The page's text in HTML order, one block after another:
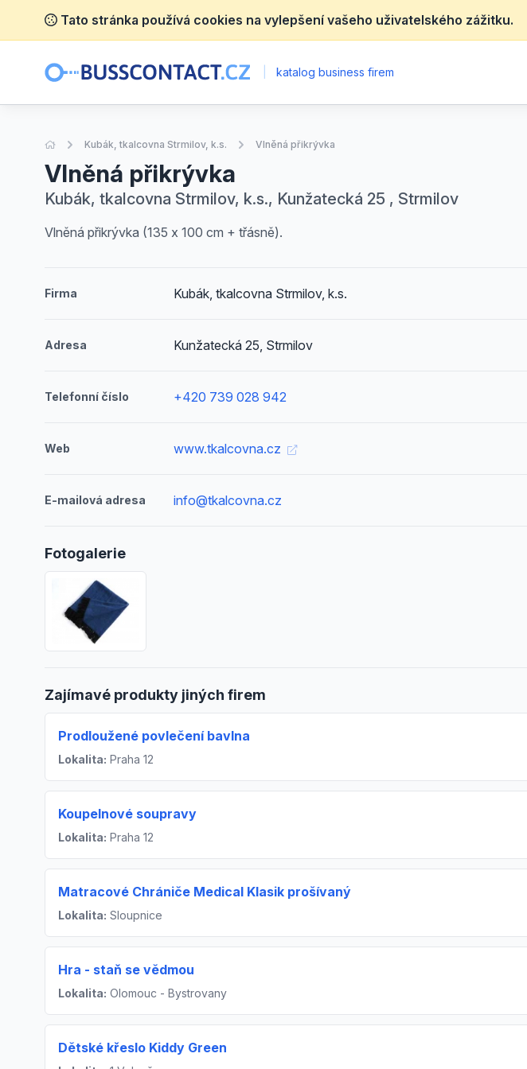
Tato stránka používá cookies na vylepšení vašeho uživatelského zážitku.
katalog business firem
Úvodní stránka
Kubák, tkalcovna Strmilov, k.s. Vlněná přikrývka
Vlněná přikrývka
Kubák, tkalcovna Strmilov, k.s., Kunžatecká 25 , Strmilov
Vlněná přikrývka (135 x 100 cm + třásně).
Firma Kubák, tkalcovna Strmilov, k.s.
Adresa Kunžatecká 25, Strmilov
Telefonní číslo +420 739 028 942
Web www.tkalcovna.cz
E-mailová adresa info@tkalcovna.cz
Fotogalerie
Zajímavé produkty jiných firem
Prodloužené povlečení bavlna
Lokalita: Praha 12
Koupelnové soupravy
Lokalita: Praha 12
Matracové Chrániče Medical Klasik prošívaný
Lokalita: Sloupnice
Hra - staň se vědmou
Lokalita: Olomouc - Bystrovany
Dětské křeslo Kiddy Green